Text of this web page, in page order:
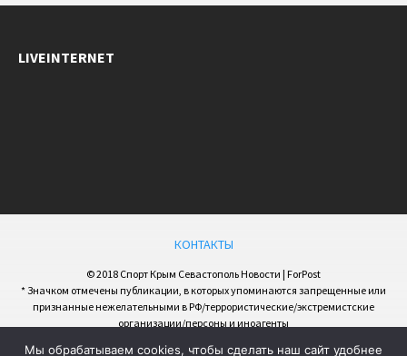
LIVEINTERNET
КОНТАКТЫ
© 2018 Спорт Крым Севастополь Новости | ForPost
* Значком отмечены публикации, в которых упоминаются запрещенные или
признанные нежелательными в РФ/террористические/экстремистские
организации/персоны и иноагенты
Мы обрабатываем cookies, чтобы сделать наш сайт удобнее